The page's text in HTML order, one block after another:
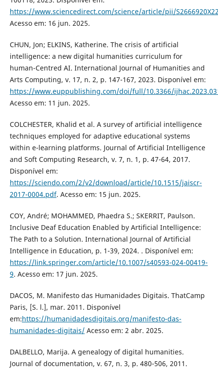
https://www.sciencedirect.com/science/article/pii/
Acesso em: 16 jun. 2025.
CHUN, Jon; ELKINS, Katherine. The crisis of artificial
intelligence: a new digital humanities curriculum for
human-Centred AI. International Journal of Humanities and
Arts Computing, v. 17, n. 2, p. 147-167, 2023. Disponível em:
https://www.euppublishing.com/doi/full/10.3366/
Acesso em: 11 jun. 2025.
COLCHESTER, Khalid et al. A survey of artificial intelligence
techniques employed for adaptive educational systems
within e-learning platforms. Journal of Artificial Intelligence
and Soft Computing Research, v. 7, n. 1, p. 47-64, 2017.
Disponível em:
https://sciendo.com/2/v2/download/article/10.1515/jaiscr-
2017-0004.pdf. Acesso em: 15 jun. 2025.
COY, André; MOHAMMED, Phaedra S.; SKERRIT, Paulson.
Inclusive Deaf Education Enabled by Artificial Intelligence:
The Path to a Solution. International Journal of Artificial
Intelligence in Education, p. 1-39, 2024. . Disponível em:
https://link.springer.com/article/10.1007/s40593-024-00419-
9. Acesso em: 17 jun. 2025.
DACOS, M. Manifesto das Humanidades Digitais. ThatCamp
Paris, [S. l.], mar. 2011. Disponível
em:https://humanidadesdigitais.org/manifesto-das-
humanidades-digitais/Acesso em: 2 abr. 2025.
DALBELLO, Marija. A genealogy of digital humanities.
Journal of documentation, v. 67, n. 3, p. 480-506, 2011.